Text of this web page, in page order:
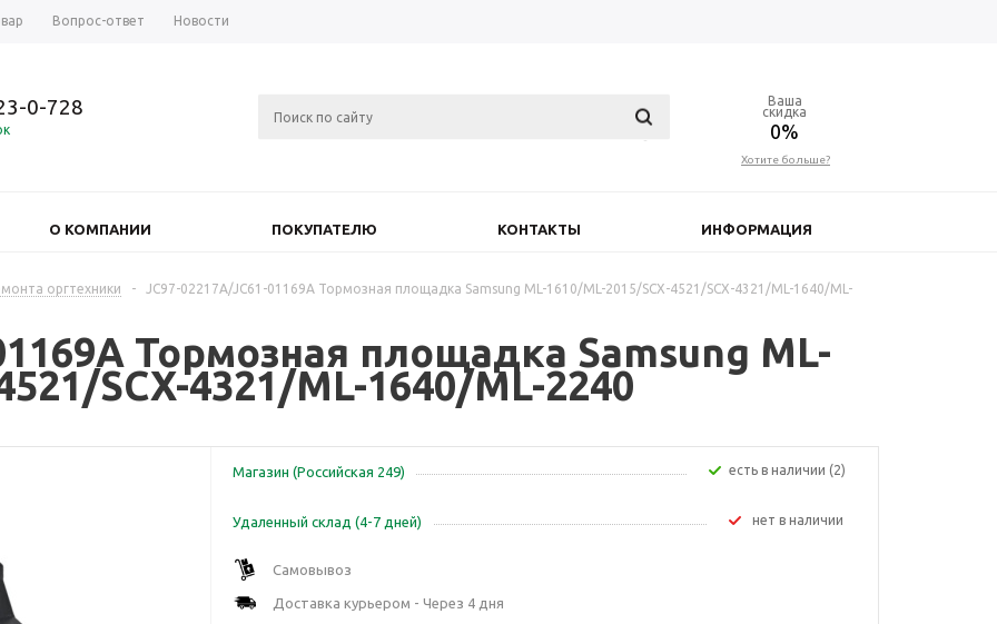
Вопрос-ответ Новости
0-728 Ваша
скидка
0%
Хотите больше?
О КОМПАНИИ ПОКУПАТЕЛЮ КОНТАКТЫ ИНФОРМАЦИЯ
оргтехники -
JC97-02217A/JC61-01169A Тормозная площадка Samsung ML-1610/ML-2015/SCX-4521/SCX-4321/ML-1640/ML-
Тормозная площадка Samsung ML-
SCX-4321/ML-1640/ML-2240
Магазин (Российская 249) Есть в наличии (2)
Удаленный склад (4-7 дней) Нет в наличии
Самовывоз
Доставка курьером - Через 4 дня